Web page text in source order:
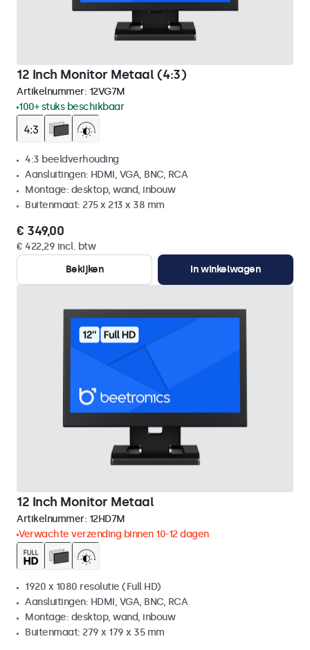
12 Inch Monitor Metaal (4:3)
Artikelnummer: 12VG7M
100+ stuks beschikbaar
4:3 beeldverhouding
Aansluitingen: HDMI, VGA, BNC, RCA
Montage: desktop, wand, inbouw
Buitenmaat: 275 x 213 x 38 mm
€ 349,00
€ 422,29 incl. btw
Bekijken
In winkelwagen
12 Inch Monitor Metaal
Artikelnummer: 12HD7M
Verwachte verzending binnen 10-12 dagen
1920 x 1080 resolutie (Full HD)
Aansluitingen: HDMI, VGA, BNC, RCA
Montage: desktop, wand, inbouw
Buitenmaat: 279 x 179 x 35 mm